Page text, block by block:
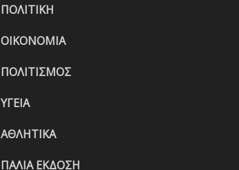
ΠΟΛΙΤΙΚΗ
ΟΙΚΟΝΟΜΙΑ
ΠΟΛΙΤΙΣΜΟΣ
ΥΓΕΙΑ
ΑΘΛΗΤΙΚΑ
ΠΑΛΙΑ ΕΚΔΟΣΗ